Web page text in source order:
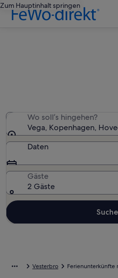
Zum Hauptinhalt springen
Wo soll’s hingehen?
Vega, Kopenhagen,
Daten
Gäste
2 Gäste
Vesterbro Ferienunterkünfte